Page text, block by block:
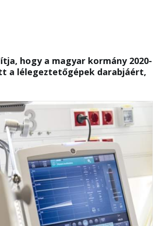
hogy a magyar kormány 2020-
a lélegeztetőgépek darabjáért,